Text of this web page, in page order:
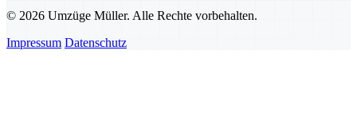
© 2026 Umzüge Müller. Alle Rechte vorbehalten.
Impressum Datenschutz